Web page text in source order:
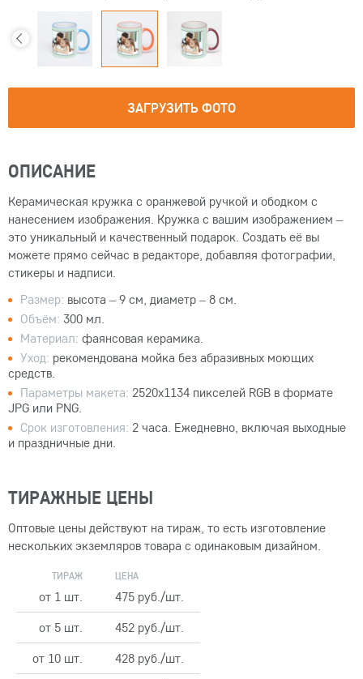
ЗАГРУЗИТЬ ФОТО
ОПИСАНИЕ
Керамическая кружка с оранжевой ручкой и ободком с
нанесением изображения. Кружка с вашим изображением –
это уникальный и качественный подарок. Создать её вы
можете прямо сейчас в редакторе, добавляя фотографии,
стикеры и надписи.
Размер: высота – 9 см, диаметр – 8 см.
Объём: 300 мл.
Материал: фаянсовая керамика.
Уход: рекомендована мойка без абразивных моющих
средств.
Параметры макета: 2520x1134 пикселей RGB в формате
JPG или PNG.
Срок изготовления: 2 часа. Ежедневно, включая выходные
и праздничные дни.
ТИРАЖНЫЕ ЦЕНЫ
Оптовые цены действуют на тираж, то есть изготовление
нескольких экземляров товара с одинаковым дизайном.
ТИРАЖ ЦЕНА
от 1 шт.
475 руб./шт.
от 5 шт.
452 руб./шт.
от 10 шт.
428 руб./шт.